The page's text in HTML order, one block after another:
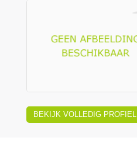
BEKIJK VOLLEDIG PROFIEL